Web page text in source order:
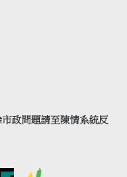
政問題請至陳情系統反